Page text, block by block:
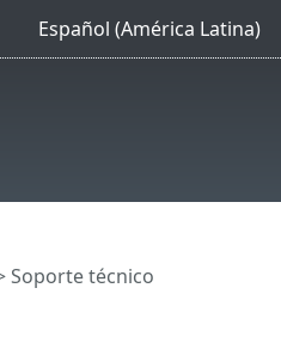
Español (América Latina)
Soporte técnico